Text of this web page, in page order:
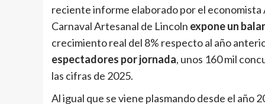
reciente informe elaborado por el
Carnaval Artesanal de Lincoln expone un
crecimiento real del 8% respecto al año
espectadores por jornada, unos 160 mil
las cifras de 2025.
Al igual que se viene plasmando desde el año